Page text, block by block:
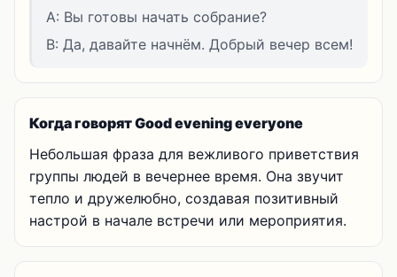
A: Вы готовы начать собрание?
B: Да, давайте начнём. Добрый вечер всем!
Когда говорят Good evening everyone
Небольшая фраза для вежливого приветствия
группы людей в вечернее время. Она звучит
тепло и дружелюбно, создавая позитивный
настрой в начале встречи или мероприятия.